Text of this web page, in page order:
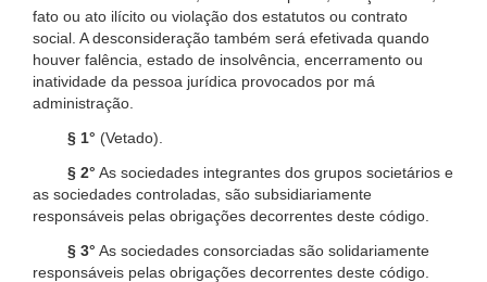
fato ou ato ilícito ou violação dos estatutos ou contrato
social. A desconsideração também será efetivada quando
houver falência, estado de insolvência, encerramento ou
inatividade da pessoa jurídica provocados por má
administração.
§ 1° (Vetado).
§ 2° As sociedades integrantes dos grupos societários e
as sociedades controladas, são subsidiariamente
responsáveis pelas obrigações decorrentes deste código.
§ 3° As sociedades consorciadas são solidariamente
responsáveis pelas obrigações decorrentes deste código.